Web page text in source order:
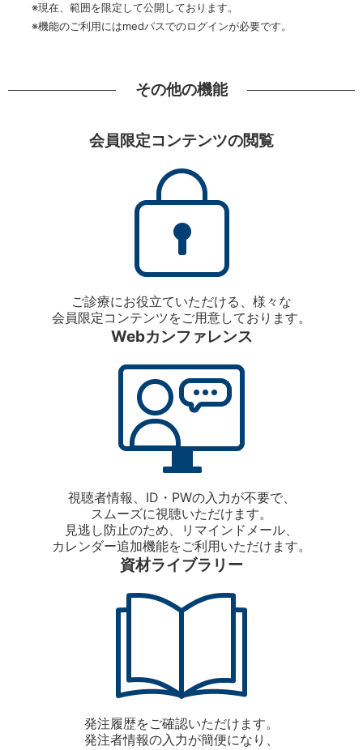
※現在、範囲を限定して公開しております。
※機能のご利用にはmedパスでのログインが必要です。
その他の機能
会員限定コンテンツの閲覧
ご診療にお役立ていただける、様々な
会員限定コンテンツをご用意しております。
Webカンファレンス
視聴者情報、ID・PWの入力が不要で、
スムーズに視聴いただけます。
見逃し防止のため、リマインドメール、
カレンダー追加機能をご利用いただけます。
資材ライブラリー
発注履歴をご確認いただけます。
発注者情報の入力が簡便になり、